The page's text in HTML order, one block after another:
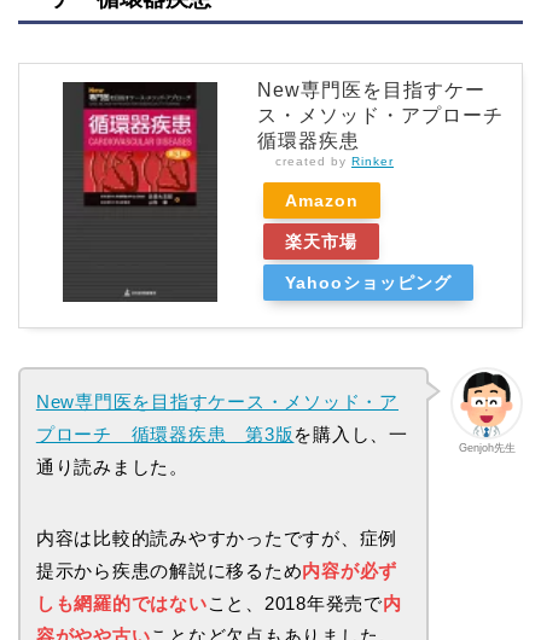
New専門医を目指すケー
ス・メソッド・アプローチ
循環器疾患
created by Rinker
Amazon
楽天市場
Yahooショッピング
Genjoh先生
New専門医を目指すケース・メソッド・ア
プローチ 循環器疾患 第3版を購入し、一
通り読みました。
内容は比較的読みやすかったですが、症例
提示から疾患の解説に移るため内容が必ず
しも網羅的ではないこと、2018年発売で内
容がやや古いことなど欠点もありました。